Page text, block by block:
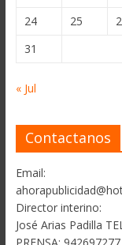
24
25
31
« Jul
Contactanos
Email:
Director interino:
José Arias Padilla